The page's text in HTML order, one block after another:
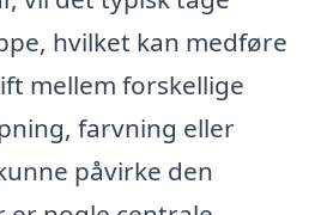
hvilket kan medføre
mellem forskellige
farvning eller
påvirke den